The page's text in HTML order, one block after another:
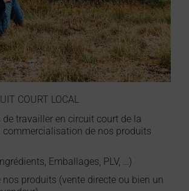
COURT LOCAL
de travailler en circuit court de la
commercialisation de nos produits
Emballages, PLV, …)
nos produits (vente directe ou bien un